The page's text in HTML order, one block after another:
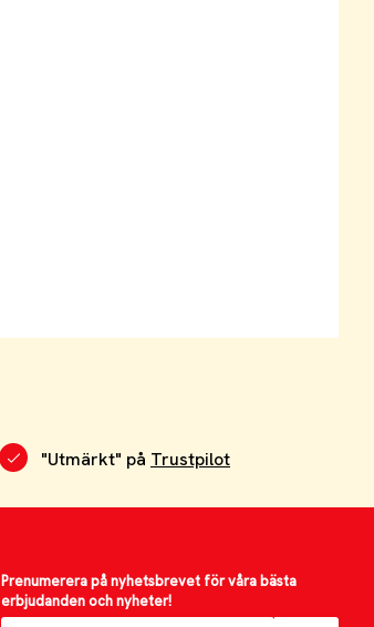
"Utmärkt" på Trustpilot
Prenumerera på nyhetsbrevet för våra bästa
erbjudanden och nyheter!